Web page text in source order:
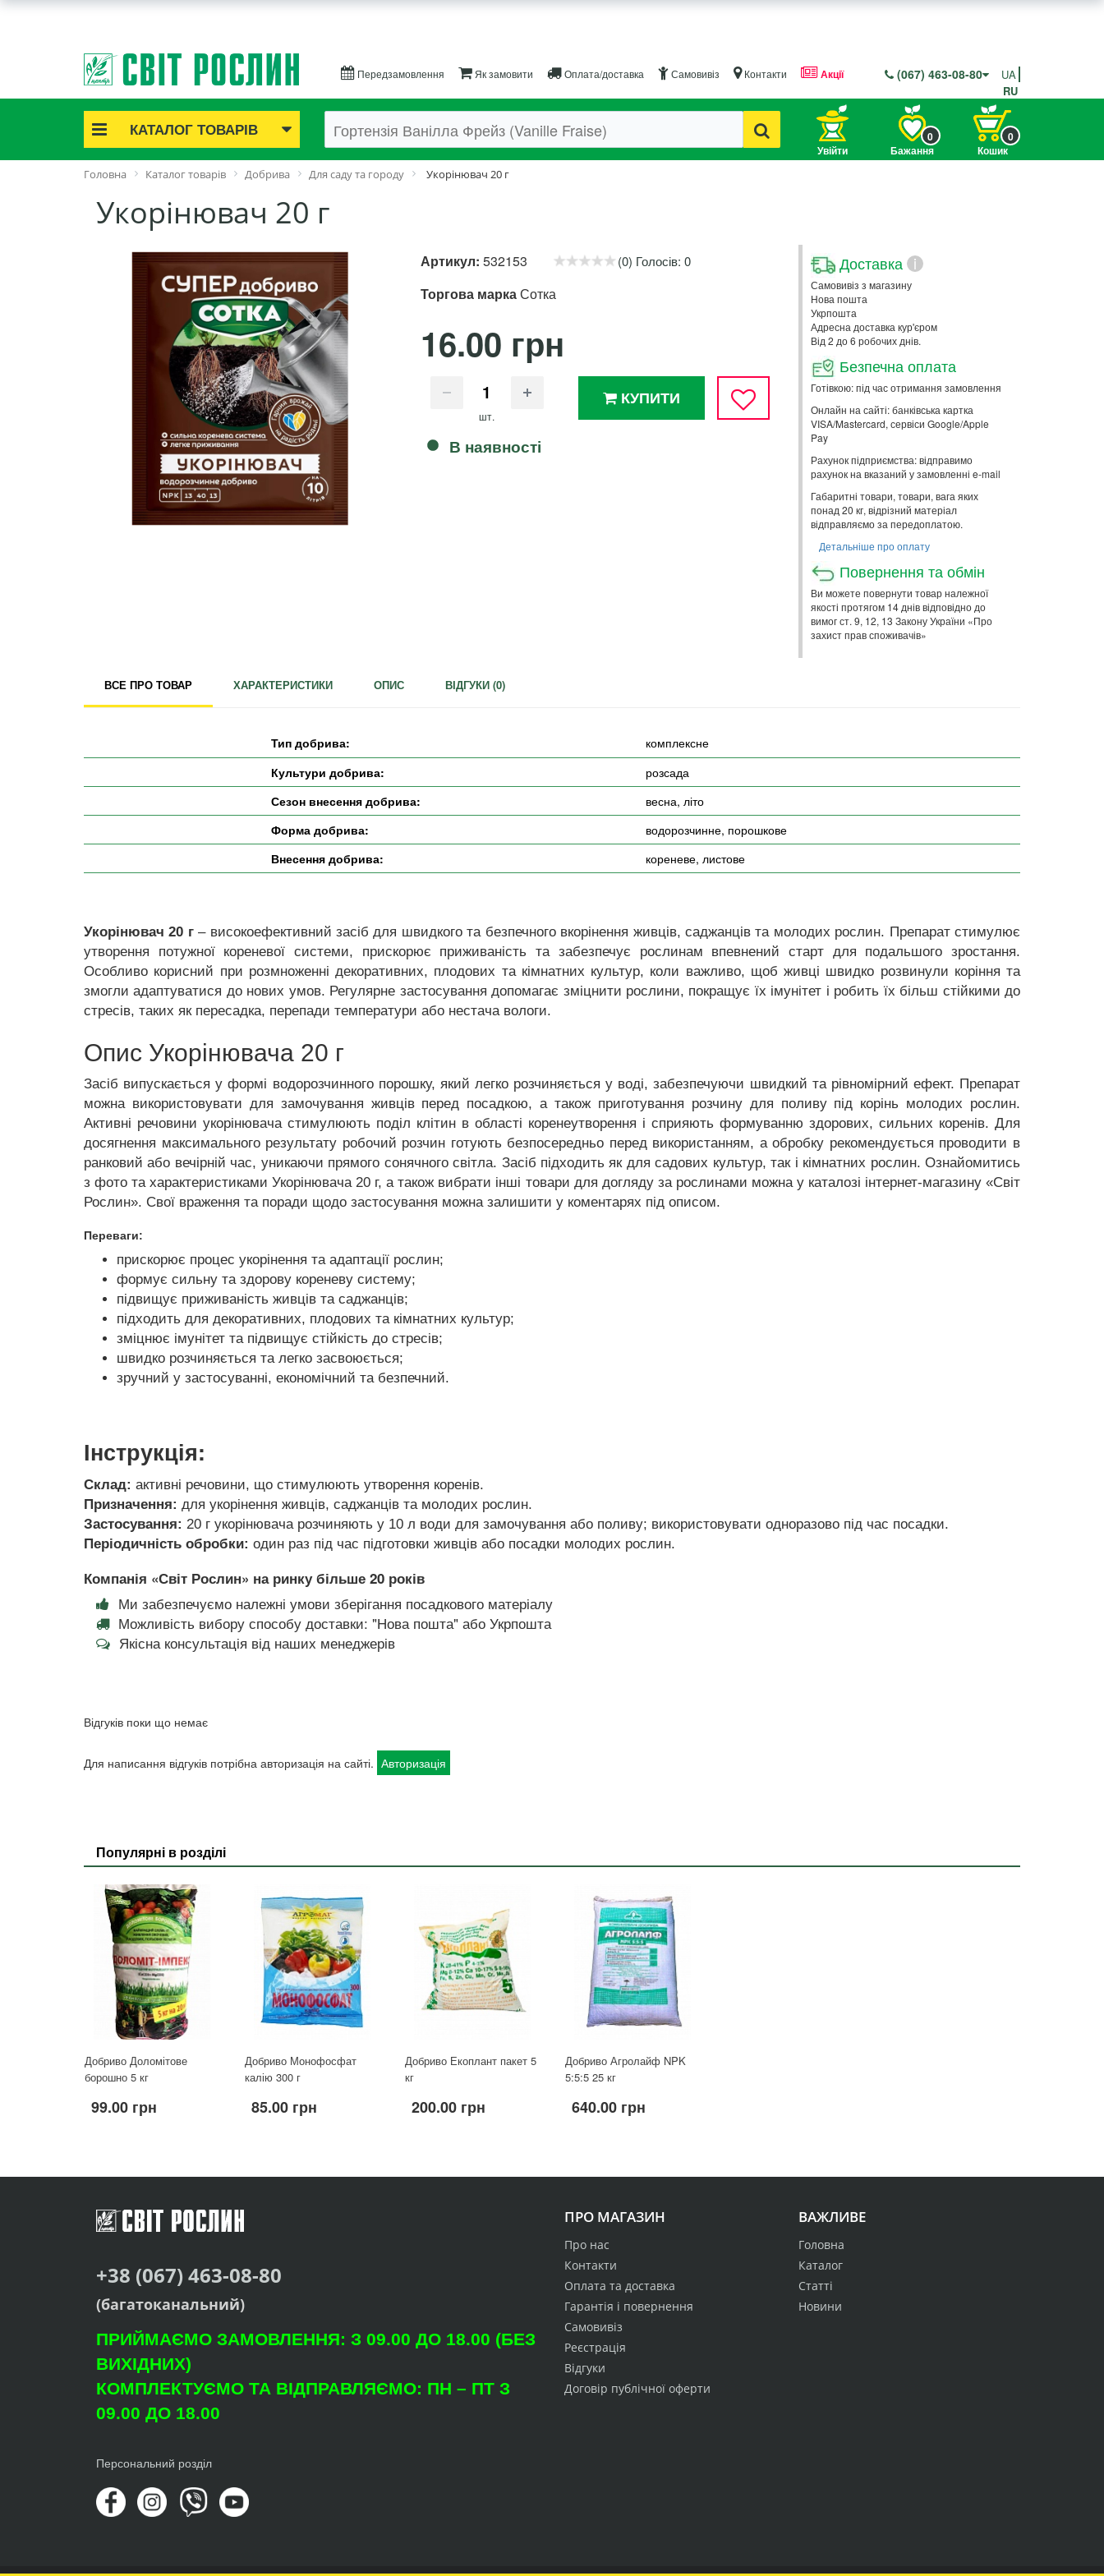
Передзамовлення Як замовити Оплата/доставка Самовивіз Контакти Акції (067) 463-08-80
UA
RU
КАТАЛОГ ТОВАРІВ
Акційні товари
Cаджанці троянд
Саджанці плодово-ягідні
Цибуля та часник
Насіннєва картопля
Насіння і розсада
Саджанці декоративні
Засоби захисту рослин
Для кімнатних рослин
Для ландшафтного дизайну
Інструменти та інвентар
Виноробство
Бджільництво
Садові фігури
Увійти Бажання
0
Кошик
0
Головна Каталог товарів Добрива Для саду та городу Укорінювач 20 г
Укорінювач 20 г
Артикул: 532153 (0) Голосів: 0
Торгова маркаСотка
16.00 грн
шт.
КУПИТИ
В наявності
Доставка i
Самовивіз з магазину
Нова пошта
Укрпошта
Адресна доставка кур'єром
Від 2 до 6 робочих днів.
Безпечна оплата
Готівкою: під час отримання замовлення
Онлайн на сайті: банківська картка
VISA/Mastercard, сервіси Google/Apple
Pay
Рахунок підприємства: відправимо
рахунок на вказаний у замовленні e-mail
Габаритні товари, товари, вага яких
понад 20 кг, відрізний матеріал
відправляємо за передоплатою.
Детальніше про оплату
Повернення та обмін
Ви можете повернути товар належної
якості протягом 14 днів відповідно до
вимог ст. 9, 12, 13 Закону України «Про
захист прав споживачів»
ВСЕ ПРО ТОВАР ХАРАКТЕРИСТИКИ ОПИС ВІДГУКИ (0)
Тип добрива:
комплексне
Культури добрива:
розсада
Сезон внесення добрива:
весна, літо
Форма добрива:
водорозчинне, порошкове
Внесення добрива:
кореневе, листове
Укорінювач 20 г– високоефективний засіб для швидкого та безпечного вкорінення живців, саджанців та молодих рослин. Препарат стимулює
утворення потужної кореневої системи, прискорює приживаність та забезпечує рослинам впевнений старт для подальшого зростання.
Особливо корисний при розмноженні декоративних, плодових та кімнатних культур, коли важливо, щоб живці швидко розвинули коріння та
змогли адаптуватися до нових умов. Регулярне застосування допомагає зміцнити рослини, покращує їх імунітет і робить їх більш стійкими до
стресів, таких як пересадка, перепади температури або нестача вологи.
Опис Укорінювача 20 г
Засіб випускається у формі водорозчинного порошку, який легко розчиняється у воді, забезпечуючи швидкий та рівномірний ефект. Препарат
можна використовувати для замочування живців перед посадкою, а також приготування розчину для поливу під корінь молодих рослин.
Активні речовини укорінювача стимулюють поділ клітин в області коренеутворення і сприяють формуванню здорових, сильних коренів. Для
досягнення максимального результату робочий розчин готують безпосередньо перед використанням, а обробку рекомендується проводити в
ранковий або вечірній час, уникаючи прямого сонячного світла. Засіб підходить як для садових культур, так і кімнатних рослин. Ознайомитись
з фото та характеристиками Укорінювача 20 г, а також вибрати інші товари для догляду за рослинами можна у каталозі інтернет-магазину «Світ
Рослин». Свої враження та поради щодо застосування можна залишити у коментарях під описом.
Переваги:
прискорює процес укорінення та адаптації рослин;
формує сильну та здорову кореневу систему;
підвищує приживаність живців та саджанців;
підходить для декоративних, плодових та кімнатних культур;
зміцнює імунітет та підвищує стійкість до стресів;
швидко розчиняється та легко засвоюється;
зручний у застосуванні, економічний та безпечний.
Інструкція:
Склад: активні речовини, що стимулюють утворення коренів.
Призначення: для укорінення живців, саджанців та молодих рослин.
Застосування: 20 г укорінювача розчиняють у 10 л води для замочування або поливу; використовувати одноразово під час посадки.
Періодичність обробки: один раз під час підготовки живців або посадки молодих рослин.
Компанія «Світ Рослин» на ринку більше 20 років
Ми забезпечуємо належні умови зберігання посадкового матеріалу
Можливість вибору способу доставки: "Нова пошта" або Укрпошта
Якісна консультація від наших менеджерів
Відгуків поки що немає
Для написання відгуків потрібна авторизація на сайті. Авторизація
Популярні в розділі
Добриво Доломітове
борошно 5 кг
99.00 грн
Добриво Монофосфат
калію 300 г
85.00 грн
Добриво Екоплант пакет 5
кг
200.00 грн
Добриво Агролайф NPK
5:5:5 25 кг
640.00 грн
ПРО МАГАЗИН
Про нас
Контакти
Оплата та доставка
Гарантія і повернення
Самовивіз
Реєстрація
Відгуки
Договір публічної оферти
ВАЖЛИВЕ
Головна
Каталог
Статті
Новини
+38 (067) 463-08-80
(багатоканальний)
ПРИЙМАЄМО ЗАМОВЛЕННЯ: З 09.00 ДО 18.00 (БЕЗ
ВИХІДНИХ)
КОМПЛЕКТУЄМО ТА ВІДПРАВЛЯЄМО: ПН – ПТ З
09.00 ДО 18.00
Персональний розділ